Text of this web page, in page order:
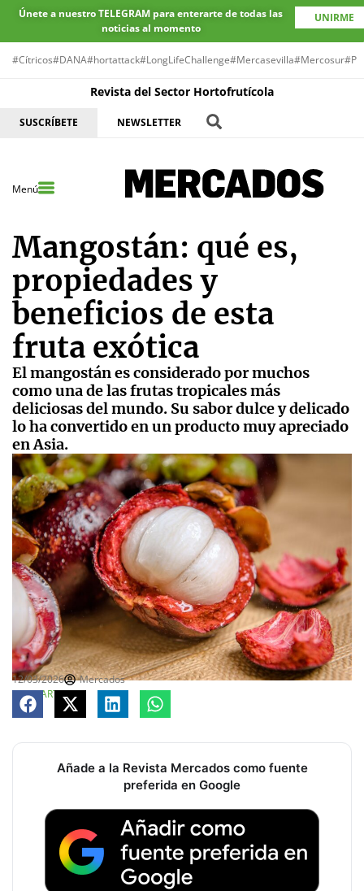
Únete a nuestro TELEGRAM para enterarte de todas las
noticias al momento
UNIRME
#Cítricos#DANA#hortattack#LongLifeChallenge#Mercasevilla#Mercosur
Revista del Sector Hortofrutícola
SUSCRÍBETE NEWSLETTER
Menú
Mangostán: qué es,
propiedades y
beneficios de esta
fruta exótica
El mangostán es considerado por muchos
como una de las frutas tropicales más
deliciosas del mundo. Su sabor dulce y delicado
lo ha convertido en un producto muy apreciado
en Asia.
12/03/2026
Mercados
COMPARTE
Añade a la Revista Mercados como fuente
preferida en Google